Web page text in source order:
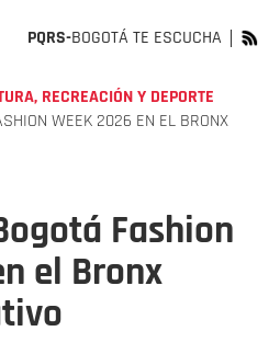
PQRS-BOGOTÁ TE ESCUCHA
RECREACIÓN Y DEPORTE
WEEK 2026 EN EL BRONX
Fashion
el Bronx